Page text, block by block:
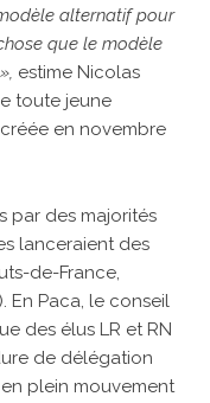
alternatif pour
que le modèle
estime Nicolas
toute jeune
en novembre
par des majorités
lanceraient des
de-France,
En Paca, le conseil
des élus LR et RN
de délégation
plein mouvement